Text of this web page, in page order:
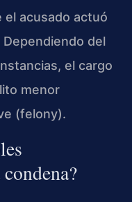
acusado actuó
del
el cargo
menor
(felony).